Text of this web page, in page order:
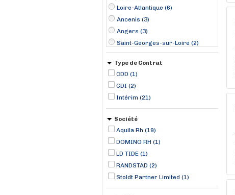
Loire-Atlantique (6)
Ancenis (3)
Angers (3)
Saint-Georges-sur-Loire (2)
Saint-Mars-la-Jaille (2)
Saumur (2)
Belligné (1)
Chemillé-Melay (1)
Doué-la-Fontaine (1)
Type de Contrat
CDD (1)
CDI (2)
Intérim (21)
Société
Aquila Rh (19)
DOMINO RH (1)
LD TIDE (1)
RANDSTAD (2)
Stoldt Partner Limited (1)